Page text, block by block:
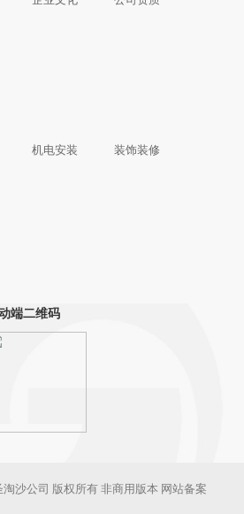
机电安装 装饰装修
端二维码
沙公司 版权所有 非商用版本 网站备案